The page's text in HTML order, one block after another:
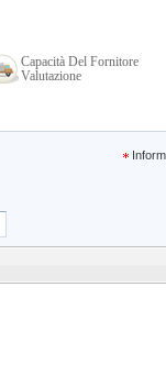
Capacità Del Fornitore
Valutazione